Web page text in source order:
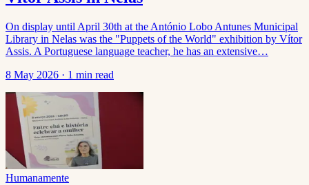
On display until April 30th at the António Lobo Antunes Municipal
Library in Nelas was the "Puppets of the World" exhibition by Vítor
Assis. A Portuguese language teacher, he has an extensive…
8 May 2026 · 1 min read
Humanamente